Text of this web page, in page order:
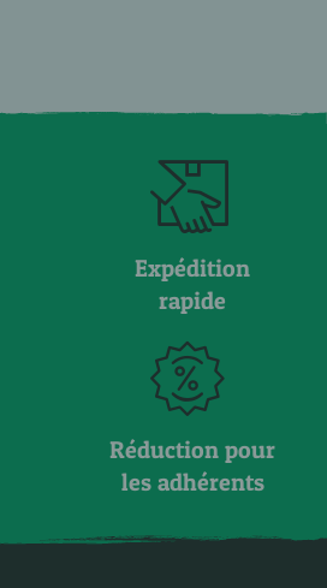
Expédition
rapide
Réduction pour
les adhérents